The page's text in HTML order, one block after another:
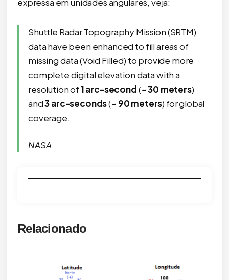
Shuttle Radar Topography Mission (SRTM)
data have been enhanced to fill areas of
missing data (Void Filled) to provide more
complete digital elevation data with a
resolution of1 arc-second(~ 30 meters)
and3 arc-seconds(~ 90 meters) for global
coverage.
NASA
Relacionado